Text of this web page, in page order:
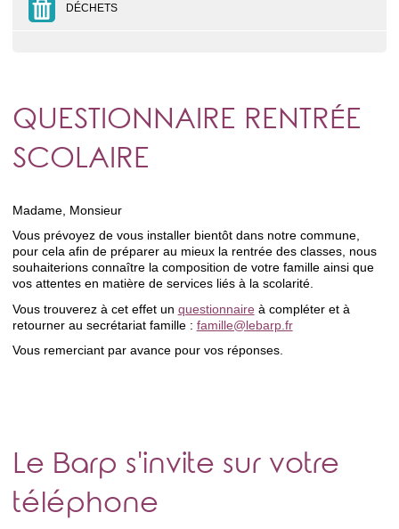
DÉCHETS
QUESTIONNAIRE RENTRÉE
SCOLAIRE
Madame, Monsieur
Vous prévoyez de vous installer bientôt dans notre commune,
pour cela afin de préparer au mieux la rentrée des classes, nous
souhaiterions connaître la composition de votre famille ainsi que
vos attentes en matière de services liés à la scolarité.
Vous trouverez à cet effet un questionnaireà compléter et à
retourner au secrétariat famille : famille@lebarp.fr
Vous remerciant par avance pour vos réponses.
Le Barp s'invite sur votre
téléphone